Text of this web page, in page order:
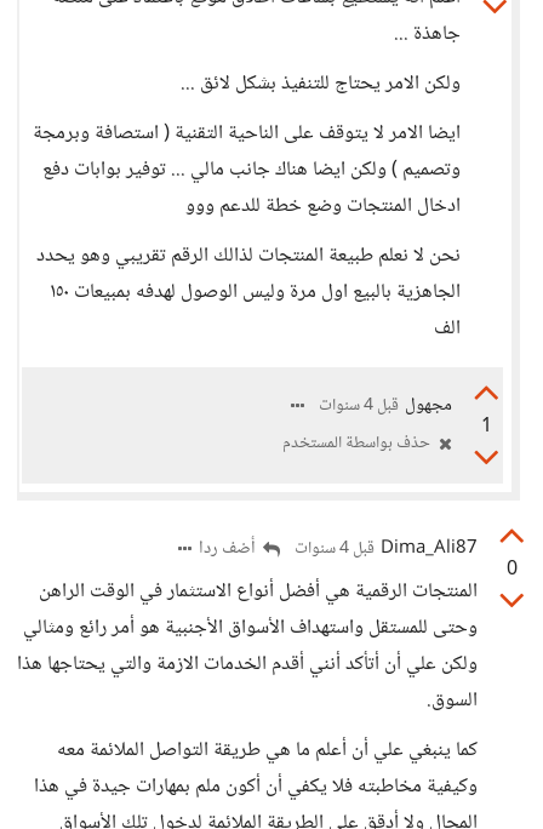
جاهذة ...
ولكن الامر يحتاج للتنفيذ بشكل لائق ...
ايضا الامر لا يتوقف على الناحية التقنية ( استصافة وبرمجة
وتصميم ) ولكن ايضا هناك جانب مالي ... توفير بوابات دفع
ادخال المنتجات وضع خطة للدعم ووو
نحن لا نعلم طبيعة المنتجات لذالك الرقم تقريبي وهو يحدد
الجاهزية بالبيع اول مرة وليس الوصول لهدفه بمبيعات ١٥٠
الف
1
مجهول قبل 4 سنوات
حذف بواسطة المستخدم
0
Dima_Ali87 قبل 4 سنوات أضف ردا
المنتجات الرقمية هي أفضل أنواع الاستثمار في الوقت الراهن
وحتى للمستقل واستهداف الأسواق الأجنبية هو أمر رائع ومثالي
ولكن علي أن أتأكد أنني أقدم الخدمات الازمة والتي يحتاجها هذا
السوق.
كما ينبغي علي أن أعلم ما هي طريقة التواصل الملائمة معه
وكيفية مخاطبته فلا يكفي أن أكون ملم بمهارات جيدة في هذا